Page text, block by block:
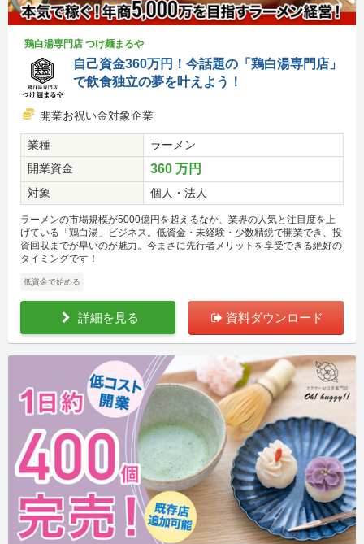
鶏白湯専門店 つけ麺まるや
自己資金360万円！今話題の「鶏白湯専門店」
で飲食独立の夢を叶えよう！
開業お祝い金対象企業
業種
ラーメン
開業資金
360 万円
対象 個人・法人
ラーメンの市場規模が5000億円を超えるなか、業界の人気と注目度を上
げている「鶏白湯」ビジネス。低資金・未経験・少数精鋭で開業でき、投
資回収までが早いのが魅力。今まさに先行者メリットを享受できる絶好の
タイミングです！
低資金で始める
詳細を見る 資料ダウンロード